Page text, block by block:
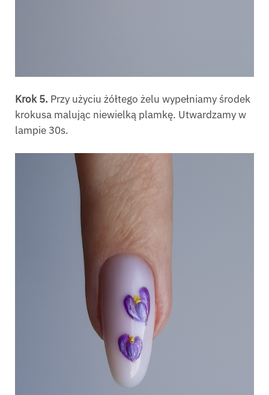
Krok 5. Przy użyciu żółtego żelu wypełniamy środek
krokusa malując niewielką plamkę. Utwardzamy w
lampie 30s.